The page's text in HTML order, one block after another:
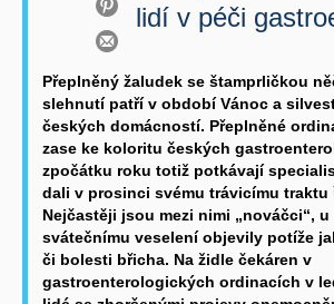
lidí v péči
Přeplněný žaludek se štamprličkou
slehnutí patří v období Vánoc a
českých domácností. Přeplněné
zase ke koloritu českých
zpočátku roku totiž potkávají
dali v prosinci svému trávicímu traktu
Nejčastěji jsou mezi nimi „nováčci“,
svátečnímu veselení objevily potíže
či bolesti břicha. Na židle čekáren v
gastroenterologických ordinacích v